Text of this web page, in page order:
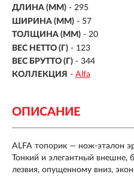
ДЛИНА (ММ) - 295
ШИРИНА (ММ) - 57
ТОЛЩИНА (ММ) - 20
ВЕС НЕТТО (Г) - 123
ВЕС БРУТТО (Г) - 344
КОЛЛЕКЦИЯ - Alfa
ОПИСАНИЕ
ALFA топорик — нож-эталон
Тонкий и элегантный внешне,
лезвия, опущенному вниз,